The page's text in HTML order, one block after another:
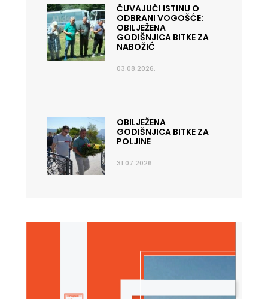
ČUVAJUĆI ISTINU O
ODBRANI VOGOŠĆE:
OBILJEŽENA
GODIŠNJICA BITKE ZA
NABOŽIĆ
03.08.2026.
OBILJEŽENA
GODIŠNJICA BITKE ZA
POLJINE
31.07.2026.